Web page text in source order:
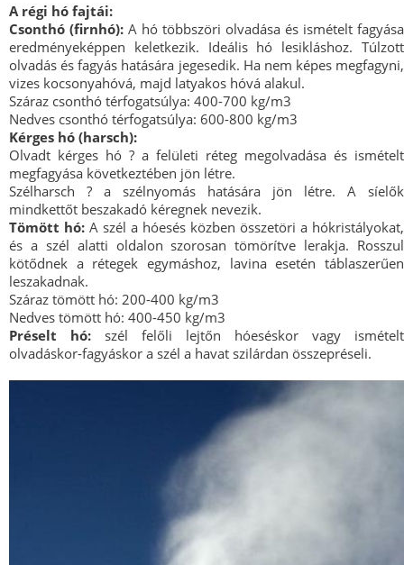
A régi hó fajtái:
Csonthó (firnhó): A hó többszöri olvadása és ismételt fagyása
eredményeképpen keletkezik. Ideális hó lesikláshoz. Túlzott
olvadás és fagyás hatására jegesedik. Ha nem képes megfagyni,
vizes kocsonyahóvá, majd latyakos hóvá alakul.
Száraz csonthó térfogatsúlya: 400-700 kg/m3
Nedves csonthó térfogatsúlya: 600-800 kg/m3
Kérges hó (harsch):
Olvadt kérges hó ? a felületi réteg megolvadása és ismételt
megfagyása következtében jön létre.
Szélharsch ? a szélnyomás hatására jön létre. A síelők
mindkettőt beszakadó kéregnek nevezik.
Tömött hó: A szél a hóesés közben összetöri a hókristályokat,
és a szél alatti oldalon szorosan tömörítve lerakja. Rosszul
kötődnek a rétegek egymáshoz, lavina esetén táblaszerűen
leszakadnak.
Száraz tömött hó: 200-400 kg/m3
Nedves tömött hó: 400-450 kg/m3
Préselt hó: szél felőli lejtőn hóeséskor vagy ismételt
olvadáskor-fagyáskor a szél a havat szilárdan összepréseli.